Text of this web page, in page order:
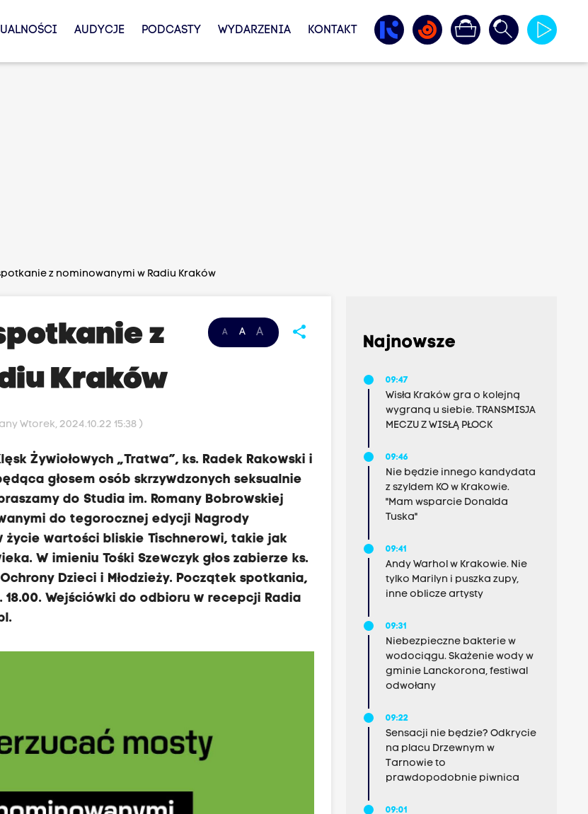
AUDYCJE PODCASTY WYDARZENIA KONTAKT
z nominowanymi w Radiu Kraków
A A A share
z
Kraków
Wtorek, 2024.10.22 15:38 )
Żywiołowych „Tratwa”, ks. Radek Rakowski i
głosem osób skrzywdzonych seksualnie
do Studia im. Romany Bobrowskiej
do tegorocznej edycji Nagrody
wartości bliskie Tischnerowi, takie jak
W imieniu Tośki Szewczyk głos zabierze ks.
Dzieci i Młodzieży. Początek spotkania,
Wejściówki do odbioru w recepcji Radia
.
Najnowsze
09:47
Wisła Kraków gra o kolejną
wygraną u siebie. TRANSMISJA
MECZU Z WISŁĄ PŁOCK
09:46
Nie będzie innego kandydata
z szyldem KO w Krakowie.
"Mam wsparcie Donalda
Tuska"
09:41
Andy Warhol w Krakowie. Nie
tylko Marilyn i puszka zupy,
inne oblicze artysty
09:31
Niebezpieczne bakterie w
wodociągu. Skażenie wody w
gminie Lanckorona, festiwal
odwołany
09:22
Sensacji nie będzie? Odkrycie
na placu Drzewnym w
Tarnowie to
prawdopodobnie piwnica
09:01